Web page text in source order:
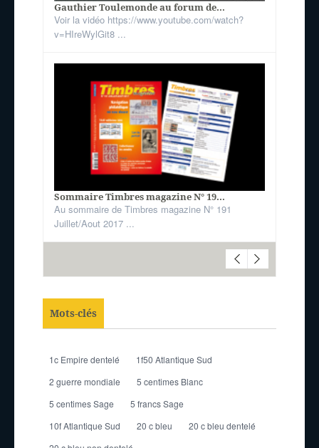
Gauthier Toulemonde au forum de...
Voir la vidéo https://www.youtube.com/watch?
v=HIreWylGit8 ...
Sommaire Timbres magazine N° 19...
Au sommaire de Timbres magazine N° 191
Juillet/Aout 2017 ...
Mots-clés
1c Empire dentelé
1f50 Atlantique Sud
2 guerre mondiale
5 centimes Blanc
5 centimes Sage
5 francs Sage
10f Atlantique Sud
20 c bleu
20 c bleu dentelé